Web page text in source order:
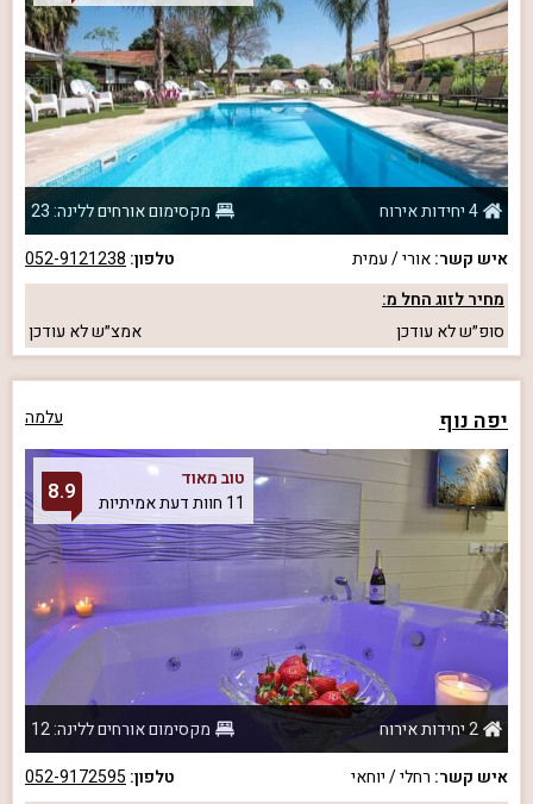
4 יחידות אירוח
מקסימום אורחים ללינה: 23
איש קשר:אורי / עמית טלפון: 052-9121238
מחיר לזוג החל מ:
סופ״שלא עודכן אמצ״שלא עודכן
יפה נוף עלמה
טוב מאוד
11 חוות דעת אמיתיות
8.9
2 יחידות אירוח
מקסימום אורחים ללינה: 12
איש קשר: רחלי / יוחאי טלפון: 052-9172595